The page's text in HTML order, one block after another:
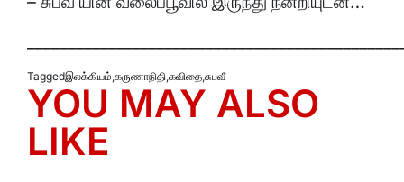
Taggedஇலக்கியம்,கருணாநிதி,கவிதை,சுபவீ
YOU MAY ALSO
LIKE